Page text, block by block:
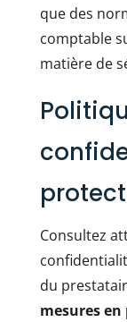
que des
comptable
matière de
Consultez
du
mesures